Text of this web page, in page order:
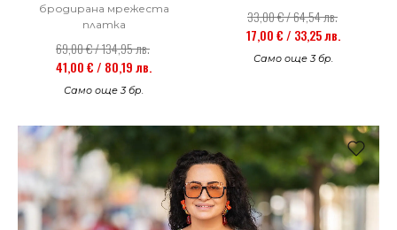
бродирана мрежеста
платка
69,00 € / 134,95 лв.
41,00 € / 80,19 лв.
Само още 3 бр.
33,00 € / 64,54 лв.
17,00 € / 33,25 лв.
Само още 3 бр.